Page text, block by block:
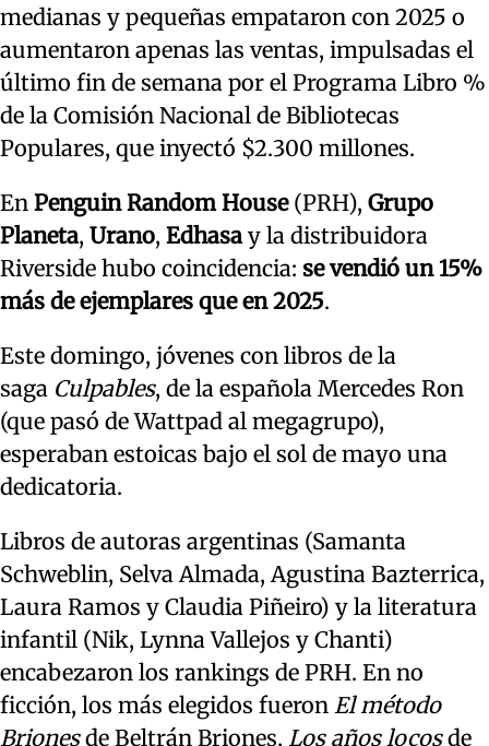
medianas y pequeñas empataron con 2025 o
aumentaron apenas las ventas, impulsadas el
último fin de semana por el Programa Libro %
de la Comisión Nacional de Bibliotecas
Populares, que inyectó $2.300 millones.
En Penguin Random House(PRH), Grupo
Planeta, Urano, Edhasa y la distribuidora
Riverside hubo coincidencia: se vendió un 15%
más de ejemplares que en 2025.
Este domingo, jóvenes con libros de la
saga Culpables, de la española Mercedes Ron
(que pasó de Wattpad al megagrupo),
esperaban estoicas bajo el sol de mayo una
dedicatoria.
Libros de autoras argentinas (Samanta
Schweblin, Selva Almada, Agustina Bazterrica,
Laura Ramos y Claudia Piñeiro) y la literatura
infantil (Nik, Lynna Vallejos y Chanti)
encabezaron los rankings de PRH. En no
ficción, los más elegidos fueron El método
Brionesde Beltrán Briones, Los años locosde